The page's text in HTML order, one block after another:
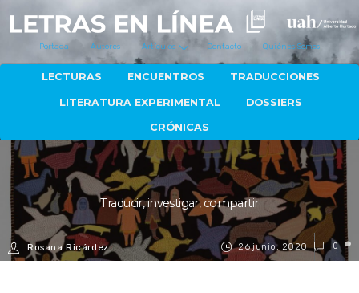
Portada Autores Artículos Contacto Quiénes Somos
LECTURAS ENCUENTROS TRADUCCIONES
LITERATURA EXPERIMENTAL DOSSIERS
CRÓNICAS
26 junio, 2020
Traducir, investigar, compartir
Rosana Ricárdez 0